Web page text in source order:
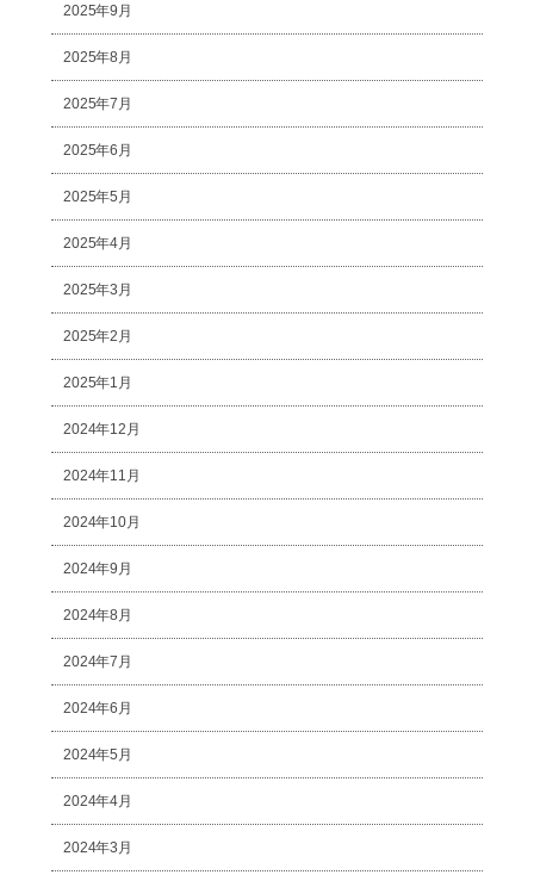
2025年9月
2025年8月
2025年7月
2025年6月
2025年5月
2025年4月
2025年3月
2025年2月
2025年1月
2024年12月
2024年11月
2024年10月
2024年9月
2024年8月
2024年7月
2024年6月
2024年5月
2024年4月
2024年3月